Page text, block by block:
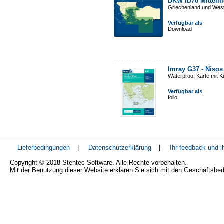
Griechenland und
Verfügbar als
Download
Imray G37 -
Waterproof Karte mit
Verfügbar als
folio
Lieferbedingungen Datenschutzerklärung
Ihr feedback und
Copyright © 2018 Stentec Software. Alle Rechte vorbehalten.
Mit der Benutzung dieser Website erklären Sie sich mit den